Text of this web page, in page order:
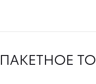
ПАКЕТНОЕ ТО